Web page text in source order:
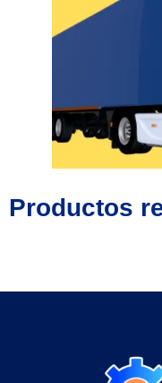
Productos